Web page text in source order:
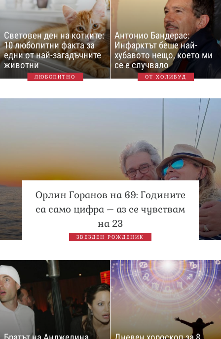
Световен ден на котките:
10 любопитни факта за
едни от най-загадъчните
животни
ЛЮБОПИТНО
Антонио Бандерас:
Инфарктът беше най-
хубавото нещо, което ми
се е случвало
ОТ ХОЛИВУД
Орлин Горанов на 69: Годините
са само цифра – аз се чувствам
на 23
ЗВЕЗДЕН РОЖДЕНИК